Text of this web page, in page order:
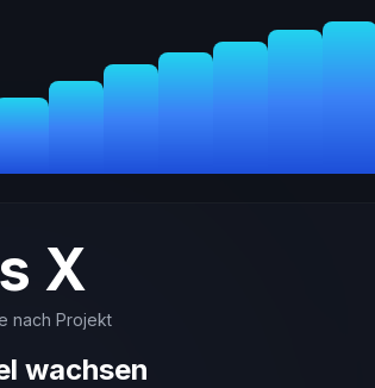
X
nach Projekt
wachsen